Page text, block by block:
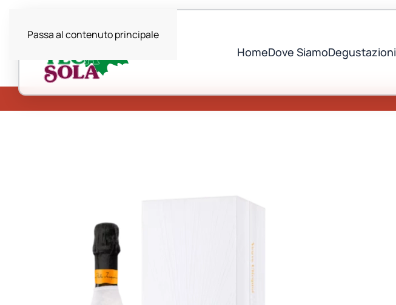
Passa al contenuto principale
HomeDove SiamoDegustazioni